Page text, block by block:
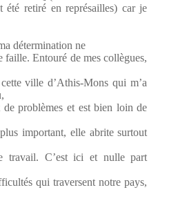
été retiré en représailles) car je
détermination ne
faille. Entouré de mes collègues,
ville d’Athis-Mons qui m’a
problèmes et est bien loin de
important, elle abrite surtout
travail. C’est ici et nulle part
qui traversent notre pays,